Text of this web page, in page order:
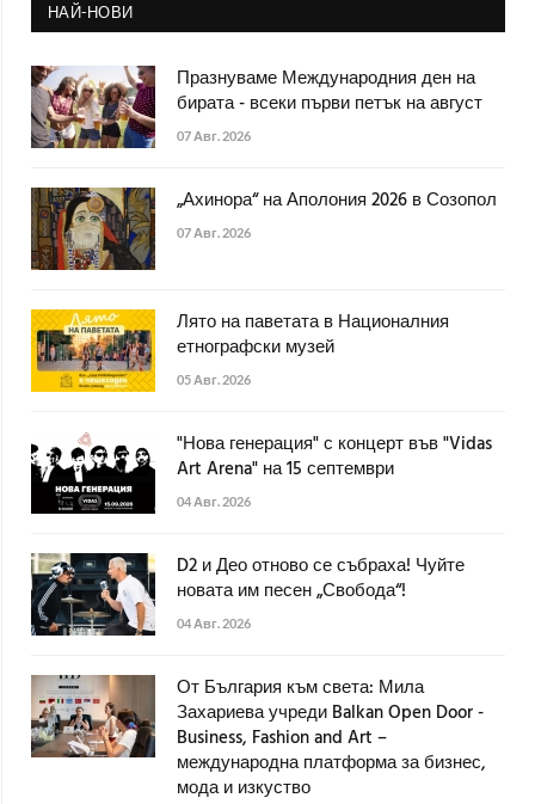
НАЙ-НОВИ
Празнуваме Международния ден на
бирата - всеки първи петък на август
07 Авг. 2026
„Ахинора“ на Аполония 2026 в Созопол
07 Авг. 2026
Лято на паветата в Националния
етнографски музей
05 Авг. 2026
"Нова генерация" с концерт във "Vidas
Art Arena" на 15 септември
04 Авг. 2026
D2 и Део отново се събраха! Чуйте
новата им песен „Свобода“!
04 Авг. 2026
От България към света: Мила
Захариева учреди Balkan Open Door -
Business, Fashion and Art –
международна платформа за бизнес,
мода и изкуство